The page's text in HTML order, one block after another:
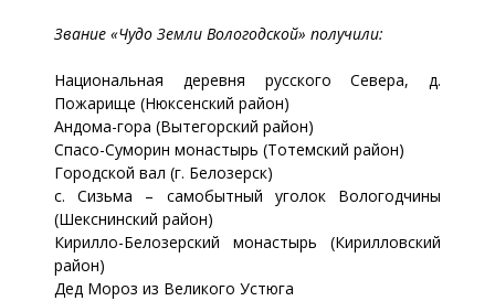
Звание «Чудо Земли Вологодской» получили:
Национальная деревня русского Севера, д.
Пожарище (Нюксенский район)
Андома-гора (Вытегорский район)
Спасо-Суморин монастырь (Тотемский район)
Городской вал (г. Белозерск)
с. Сизьма – самобытный уголок Вологодчины
(Шекснинский район)
Кирилло-Белозерский монастырь (Кирилловский
район)
Дед Мороз из Великого Устюга